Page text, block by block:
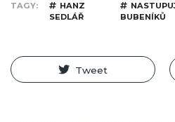
TAGY
HANZ
SEDLÁŘ
BUBENÍKŮ
Tweet